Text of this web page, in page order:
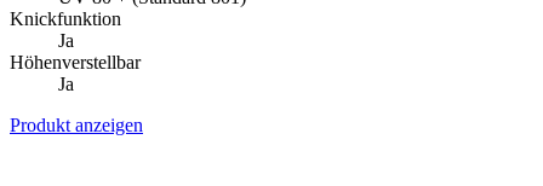
Knickfunktion
Ja
Höhenverstellbar
Ja
Produkt anzeigen